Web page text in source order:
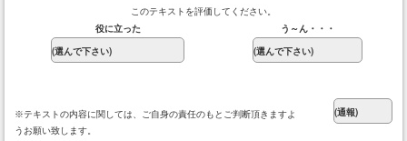
このテキストを評価してください。
役に立った
う～ん・・・
※テキストの内容に関しては、ご自身の責任のもとご判断頂きますよ
うお願い致します。